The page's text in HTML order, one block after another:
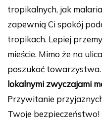
tropikalnych, jak
zapewnią Ci spokój
tropikach. Lepiej
mieście. Mimo że na
poszukać towarzystwa.
lokalnymi zwyczajami
Przywitanie
Twoje bezpieczeństwo!